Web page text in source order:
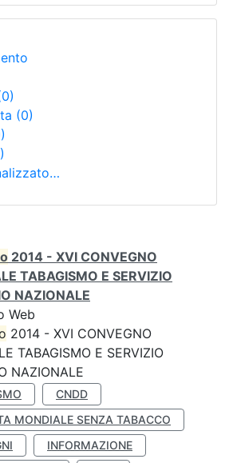
(0)
2014 - XVI CONVEGNO
TABAGISMO E SERVIZIO
NAZIONALE
Web
2014 - XVI CONVEGNO
TABAGISMO E SERVIZIO
NAZIONALE
CNDD
MONDIALE SENZA TABACCO
INFORMAZIONE